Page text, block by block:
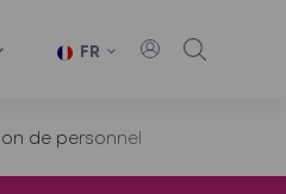
FR
de personnel